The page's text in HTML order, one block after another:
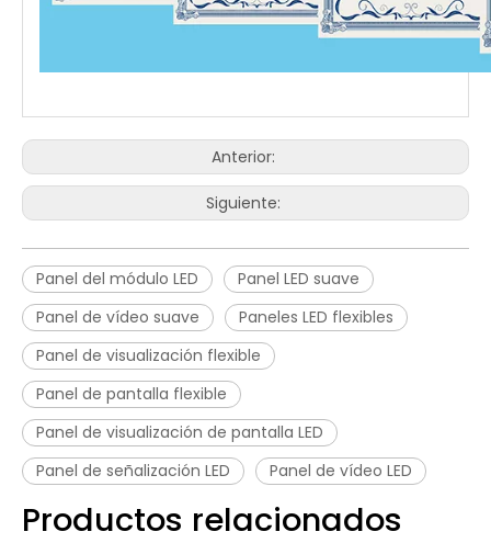
Anterior:
Siguiente:
Panel del módulo LED
Panel LED suave
Panel de vídeo suave
Paneles LED flexibles
Panel de visualización flexible
Panel de pantalla flexible
Panel de visualización de pantalla LED
Panel de señalización LED
Panel de vídeo LED
Productos relacionados